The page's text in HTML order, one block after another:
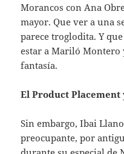
Morancos con Ana
mayor. Que ver a una
parece troglodita. Y
estar a Mariló Montero
fantasía.
El Product
Sin embargo, Ibai
preocupante, por